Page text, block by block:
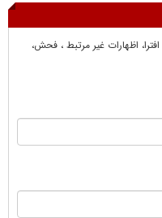
اظهارات غير مرتبط ، فحش،